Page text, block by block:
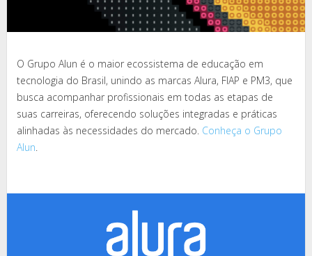
O Grupo Alun é o maior ecossistema de educação em
tecnologia do Brasil, unindo as marcas Alura, FIAP e PM3, que
busca acompanhar profissionais em todas as etapas de
suas carreiras, oferecendo soluções integradas e práticas
alinhadas às necessidades do mercado. Conheça o Grupo
Alun.